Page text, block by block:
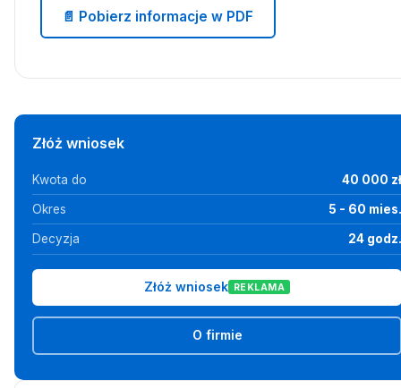
📄 Pobierz informacje w PDF
Złóż wniosek
Kwota do 40 000 zł
Okres 5 - 60 mies.
Decyzja 24 godz.
Złóż wniosek REKLAMA
O firmie